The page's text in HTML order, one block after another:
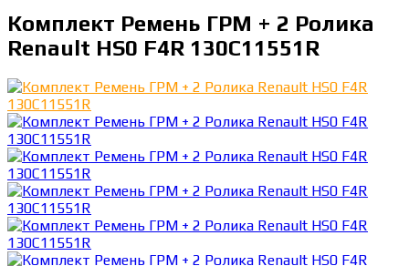
Комплект Ремень ГРМ + 2 Ролика
Renault HS0 F4R 130C11551R